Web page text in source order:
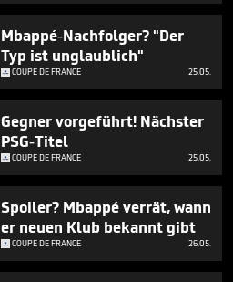
Mbappé-Nachfolger? "Der
Typ ist unglaublich"
COUPE DE FRANCE 25.05.
Gegner vorgeführt! Nächster
PSG-Titel
COUPE DE FRANCE 25.05.
Spoiler? Mbappé verrät, wann
er neuen Klub bekannt gibt
COUPE DE FRANCE 26.05.